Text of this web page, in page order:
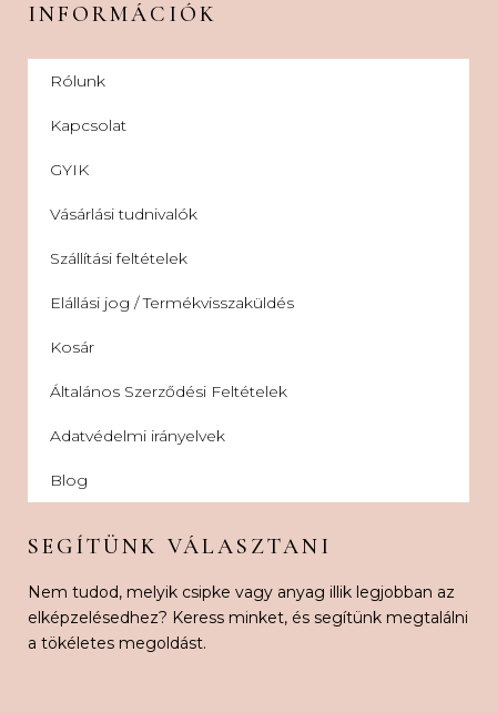
INFORMÁCIÓK
Rólunk
Kapcsolat
GYIK
Vásárlási tudnivalók
Szállítási feltételek
Elállási jog / Termékvisszaküldés
Kosár
Általános Szerződési Feltételek
Adatvédelmi irányelvek
Blog
SEGÍTÜNK VÁLASZTANI
Nem tudod, melyik csipke vagy anyag illik legjobban az
elképzelésedhez? Keress minket, és segítünk megtalálni
a tökéletes megoldást.